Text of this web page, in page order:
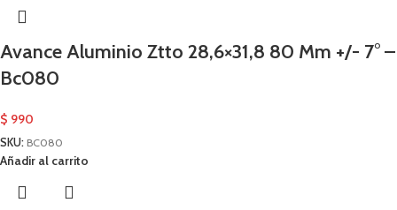
Avance Aluminio Ztto 28,6×31,8 80 Mm +/- 7° –
Bc080
$ 990
SKU: BC080
Añadir al carrito